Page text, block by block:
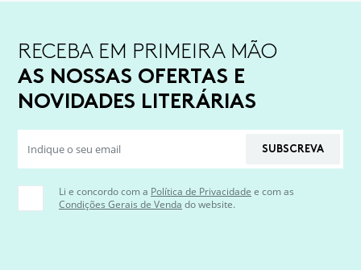
RECEBA EM PRIMEIRA MÃO
AS NOSSAS OFERTAS E
NOVIDADES LITERÁRIAS
SUBSCREVA
Li e concordo com a Política de Privacidade e com as
Condições Gerais de Venda do website.